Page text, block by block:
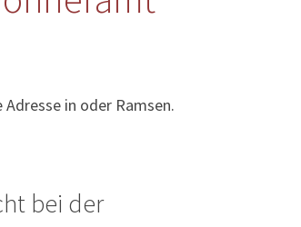
in oder Ramsen.
bei der